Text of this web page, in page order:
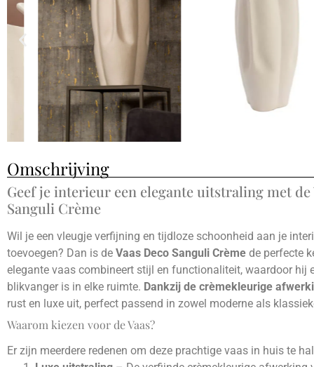
Omschrijving
Geef je interieur een elegante uitstraling met de
Sanguli Crème
Wil je een vleugje verfijning en tijdloze schoonheid aan je
toevoegen? Dan is de Vaas Deco Sanguli Crème de perfecte
elegante vaas combineert stijl en functionaliteit, waardoor hij
blikvanger is in elke ruimte. Dankzij de crèmekleurige
rust en luxe uit, perfect passend in zowel moderne als
Waarom kiezen voor de Vaas?
Er zijn meerdere redenen om deze prachtige vaas in huis te